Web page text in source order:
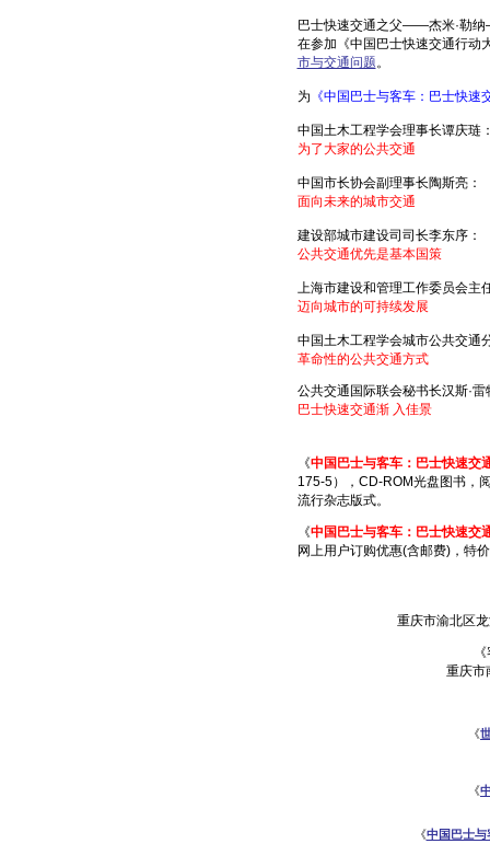
巴士快速交通之父——杰米·勒
在参加《中国巴士快速交通行动
市与交通问题。
为 《中国巴士与客车：巴士快速
中国土木工程学会理事长谭庆琏
为了大家的公共交通
中国市长协会副理事长陶斯亮：
面向未来的城市交通
建设部城市建设司司长李东序：
公共交通优先是基本国策
上海市建设和管理工作委员会主
迈向城市的可持续发展
中国土木工程学会城市公共交通
革命性的公共交通方式
公共交通国际联会秘书长汉斯·雷
巴士快速交通渐 入佳景
《中国巴士与客车：巴士快速交
175-5），CD-ROM光盘图书，
流行杂志版式。
《中国巴士与客车：巴士快速交
网上用户订购优惠(含邮费)，特
重庆市渝北区
重庆市
《
《
《中国巴士与